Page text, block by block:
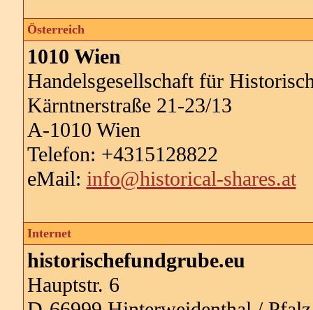
Österreich
1010 Wien
Handelsgesellschaft für
Kärntnerstraße 21-23/13
A-1010 Wien
Telefon: +4315128822
eMail: info@historical-shares.at
Internet
historischefundgrube.eu
Hauptstr. 6